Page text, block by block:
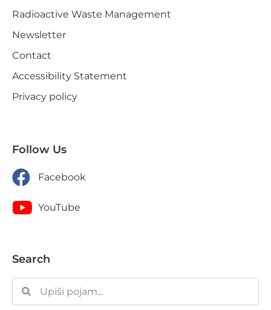
Radioactive Waste Management
Newsletter
Contact
Accessibility Statement
Privacy policy
Follow Us
Facebook
YouTube
Search